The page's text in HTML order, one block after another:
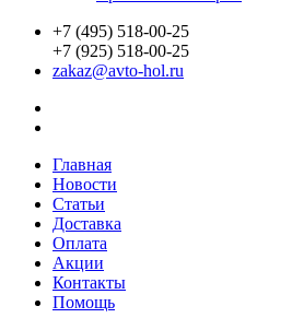
+7 (495) 518-00-25
+7 (925) 518-00-25
zakaz@avto-hol.ru
Главная
Новости
Статьи
Доставка
Оплата
Акции
Контакты
Помощь